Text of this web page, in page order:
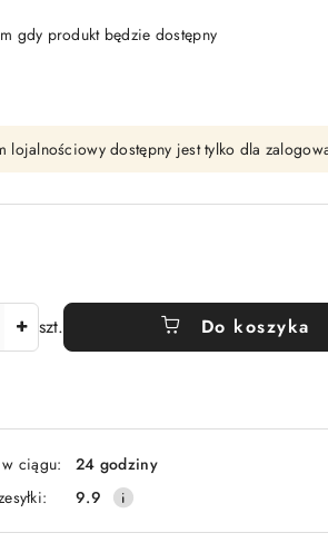
gdy produkt będzie dostępny
lojalnościowy dostępny jest tylko dla
szt. Do koszyka
w ciągu:
24 godziny
9.9